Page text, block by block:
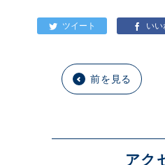
前を見る
アク